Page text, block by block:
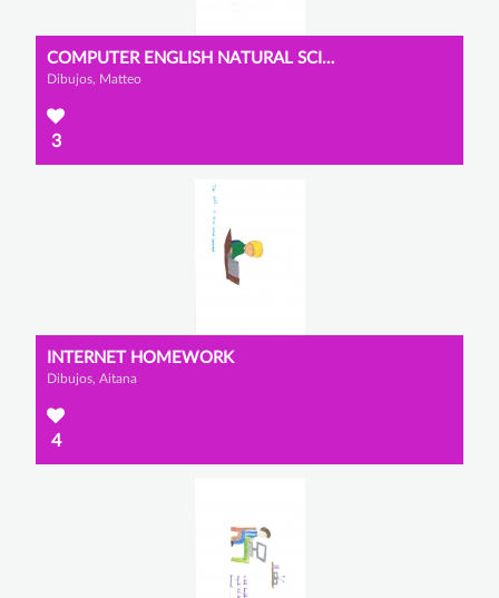
COMPUTER ENGLISH NATURAL SCIENCES
Dibujos, Matteo
3
INTERNET HOMEWORK
Dibujos, Aitana
4